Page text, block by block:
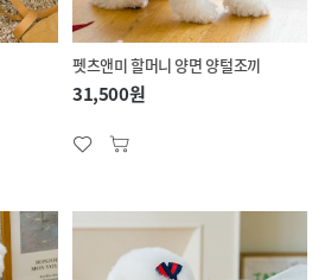
펫츠앤미 할머니 양면 양털조끼
31,500원